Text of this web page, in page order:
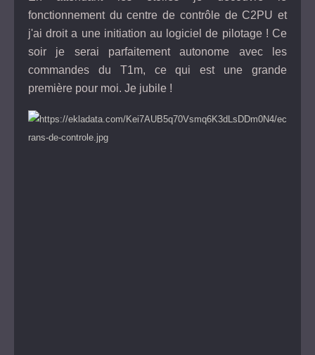
fonctionnement du centre de contrôle de C2PU et
j'ai droit a une initiation au logiciel de pilotage ! Ce
soir je serai parfaitement autonome avec les
commandes du T1m, ce qui est une grande
première pour moi. Je jubile !